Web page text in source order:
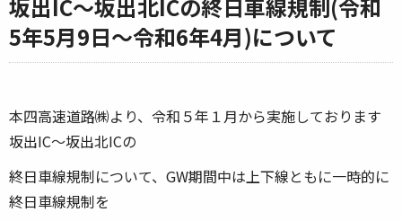
坂出IC～坂出北ICの終日車線規制(令和
5年5月9日～令和6年4月)について
本四高速道路㈱より、令和５年１月から実施しております
坂出IC～坂出北ICの
終日車線規制について、GW期間中は上下線ともに一時的に
終日車線規制を